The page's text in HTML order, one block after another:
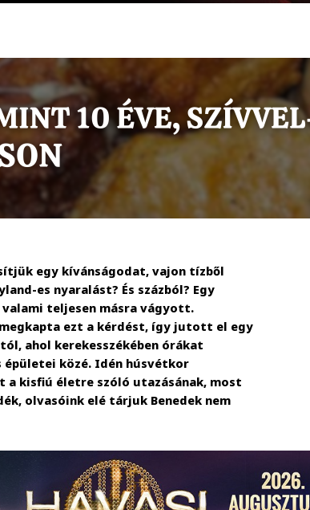
egy kívánságodat, vajon tízből
es nyaralást? És százból? Egy
teljesen másra vágyott.
ezt a kérdést, így jutott el egy
ahol kerekesszékében órákat
épületei közé. Idén húsvétkor
a kisfiú életre szóló utazásának, most
olvasóink elé tárjuk Benedek nem